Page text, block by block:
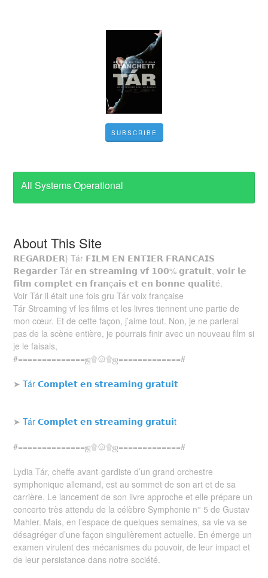
SUBSCRIBE
All Systems Operational
About This Site
𝗥𝗘𝗚𝗔𝗥𝗗𝗘𝗥} Tár 𝗙𝗜𝗟𝗠 𝗘𝗡 𝗘𝗡𝗧𝗜𝗘𝗥 𝗙𝗥𝗔𝗡𝗖𝗔𝗜𝗦
𝗥𝗲𝗴𝗮𝗿𝗱𝗲𝗿 Tár 𝗲𝗻 𝘀𝘁𝗿𝗲𝗮𝗺𝗶𝗻𝗴 𝘃𝗳 𝟭𝟬𝟬% 𝗴𝗿𝗮𝘁𝘂𝗶𝘁, 𝘃𝗼𝗶𝗿 𝗹𝗲
𝗳𝗶𝗹𝗺 𝗰𝗼𝗺𝗽𝗹𝗲𝘁 𝗲𝗻 𝗳𝗿𝗮𝗻ç𝗮𝗶𝘀 𝗲𝘁 𝗲𝗻 𝗯𝗼𝗻𝗻𝗲 𝗾𝘂𝗮𝗹𝗶𝘁é.
Voir Tár il était une fois gru Tár voix française
Tár Streaming vf les films et les livres tiennent une partie de
mon cœur. Et de cette façon, j’aime tout. Non, je ne parlerai
pas de la scène entière, je pourrais finir avec un nouveau film si
je le faisais,
#==============ஜ۩۞۩ஜ=============#
➤Tár 𝗖𝗼𝗺𝗽𝗹𝗲𝘁 𝗲𝗻 𝘀𝘁𝗿𝗲𝗮𝗺𝗶𝗻𝗴 𝗴𝗿𝗮𝘁𝘂𝗶𝘁
➤Tár 𝗖𝗼𝗺𝗽𝗹𝗲𝘁 𝗲𝗻 𝘀𝘁𝗿𝗲𝗮𝗺𝗶𝗻𝗴 𝗴𝗿𝗮𝘁𝘂𝗶t
#==============ஜ۩۞۩ஜ=============#
Lydia Tár, cheffe avant-gardiste d’un grand orchestre
symphonique allemand, est au sommet de son art et de sa
carrière. Le lancement de son livre approche et elle prépare un
concerto très attendu de la célèbre Symphonie n° 5 de Gustav
Mahler. Mais, en l’espace de quelques semaines, sa vie va se
désagréger d’une façon singulièrement actuelle. En émerge un
examen virulent des mécanismes du pouvoir, de leur impact et
de leur persistance dans notre société.